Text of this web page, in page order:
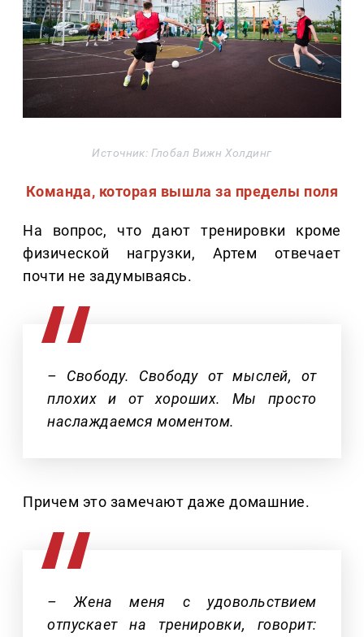
Источник: Глобал Вижн Холдинг
Команда, которая вышла за пределы поля
На вопрос, что дают тренировки кроме
физической нагрузки, Артем отвечает
почти не задумываясь.
– Свободу. Свободу от мыслей, от
плохих и от хороших. Мы просто
наслаждаемся моментом.
Причем это замечают даже домашние.
– Жена меня с удовольствием
отпускает на тренировки, говорит: